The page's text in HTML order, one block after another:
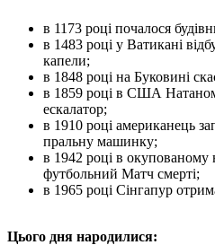
в 1173 році почалося
в 1483 році у Ватикані
капели;
в 1848 році на Буковині
в 1859 році в США
ескалатор;
в 1910 році американець
пральну машинку;
в 1942 році в
футбольний Матч смерті;
в 1965 році Сінгапур
Цього дня народилися: